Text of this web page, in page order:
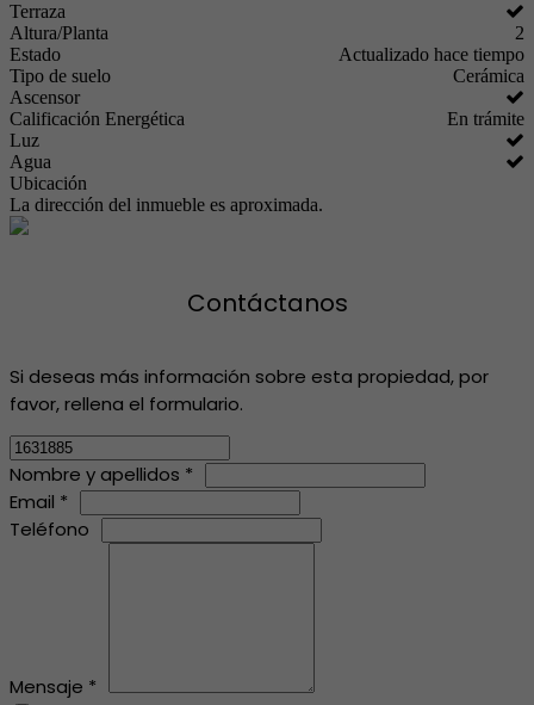
Terraza
Altura/Planta
2
Estado
Actualizado hace tiempo
Tipo de suelo
Cerámica
Ascensor
Calificación Energética
En trámite
Luz
Agua
Ubicación
La dirección del inmueble es aproximada.
Contáctanos
Si deseas más información sobre esta propiedad, por
favor, rellena el formulario.
Nombre y apellidos *
Email *
Teléfono
Mensaje *